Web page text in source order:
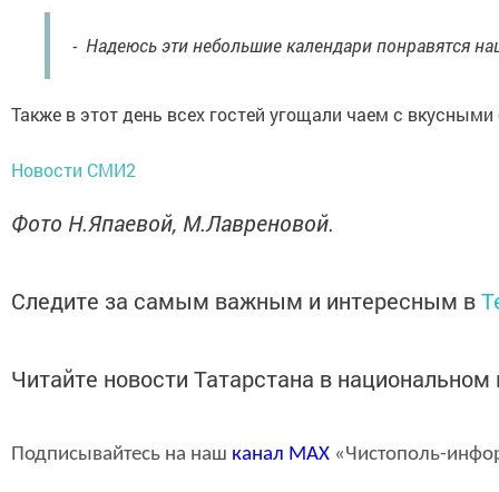
- Надеюсь эти небольшие календари понравятся
Также в этот день всех гостей угощали чаем с
Новости СМИ2
Фото Н.Япаевой, М.Лавреновой.
Следите за самым важным и интересным в
Читайте новости Татарстана в
Подписывайтесь на наш канал MAX «Чистополь-